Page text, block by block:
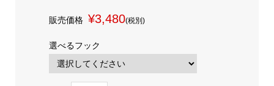
販売価格 ¥3,480(税別)
選べるフック